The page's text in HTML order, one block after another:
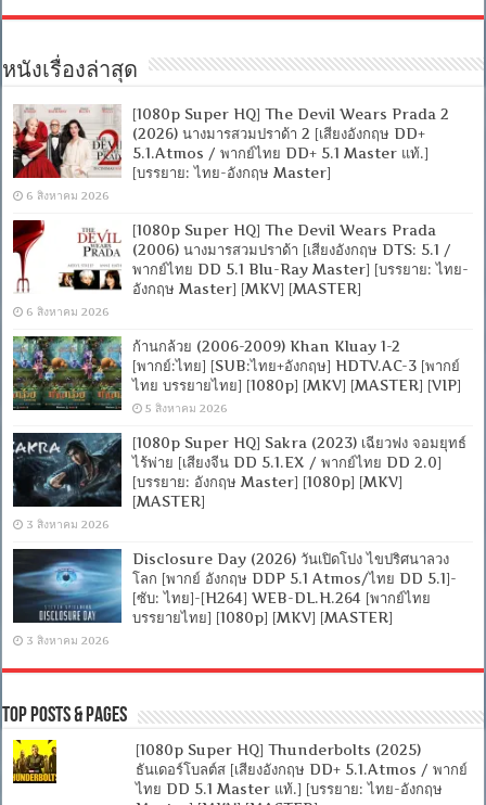
หนังเรื่องล่าสุด
[1080p Super HQ] The Devil Wears Prada 2
(2026) นางมารสวมปราด้า 2 [เสียงอังกฤษ DD+
5.1.Atmos / พากย์ไทย DD+ 5.1 Master แท้.]
[บรรยาย: ไทย-อังกฤษ Master]
6 สิงหาคม 2026
[1080p Super HQ] The Devil Wears Prada
(2006) นางมารสวมปราด้า [เสียงอังกฤษ DTS: 5.1 /
พากย์ไทย DD 5.1 Blu-Ray Master] [บรรยาย: ไทย-
อังกฤษ Master] [MKV] [MASTER]
6 สิงหาคม 2026
ก้านกล้วย (2006-2009) Khan Kluay 1-2
[พากย์:ไทย] [SUB:ไทย+อังกฤษ] HDTV.AC-3 [พากย์
ไทย บรรยายไทย] [1080p] [MKV] [MASTER] [VIP]
5 สิงหาคม 2026
[1080p Super HQ] Sakra (2023) เฉียวฟง จอมยุทธ์
ไร้พ่าย [เสียงจีน DD 5.1.EX / พากย์ไทย DD 2.0]
[บรรยาย: อังกฤษ Master] [1080p] [MKV]
[MASTER]
3 สิงหาคม 2026
Disclosure Day (2026) วันเปิดโปง ไขปริศนาลวง
โลก [พากย์ อังกฤษ DDP 5.1 Atmos/ไทย DD 5.1]-
[ซับ: ไทย]-[H264] WEB-DL.H.264 [พากย์ไทย
บรรยายไทย] [1080p] [MKV] [MASTER]
3 สิงหาคม 2026
Top Posts & Pages
[1080p Super HQ] Thunderbolts (2025)
ธันเดอร์โบลต์ส [เสียงอังกฤษ DD+ 5.1.Atmos / พากย์
ไทย DD 5.1 Master แท้.] [บรรยาย: ไทย-อังกฤษ